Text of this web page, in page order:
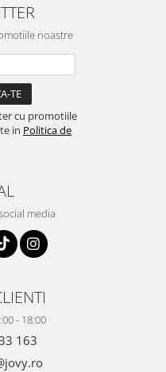
noastre
cu promotiile
in Politica de
media
- 18:00
163